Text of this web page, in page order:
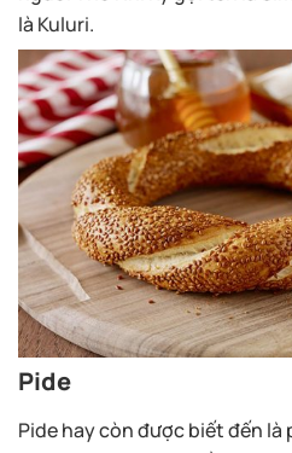
là Kuluri.
Pide
Pide hay còn được biết đến là
Kỳ, với lớp bánh dẹt rồi